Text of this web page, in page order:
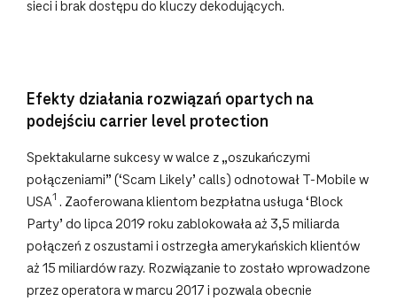
sieci i brak dostępu do kluczy dekodujących.
Efekty działania rozwiązań opartych na
podejściu carrier level protection
Spektakularne sukcesy w walce z „oszukańczymi
połączeniami” (‘Scam Likely’ calls) odnotował T‑Mobile w
USA1 . Zaoferowana klientom bezpłatna usługa ‘Block
Party’ do lipca 2019 roku zablokowała aż 3,5 miliarda
połączeń z oszustami i ostrzegła amerykańskich klientów
aż 15 miliardów razy. Rozwiązanie to zostało wprowadzone
przez operatora w marcu 2017 i pozwala obecnie